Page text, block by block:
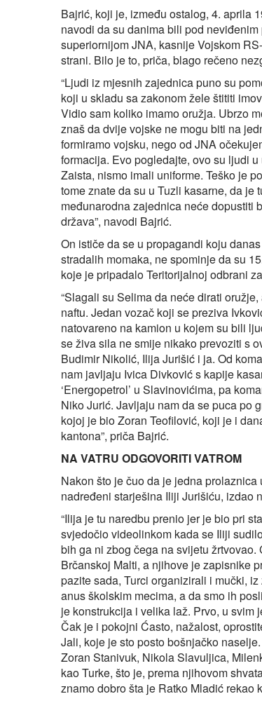
Bajrić, koji je, između ostalog, 4. aprila
navodi da su danima bili pod
superiornijom JNA, kasnije Vojskom
strani. Bilo je to, priča, blago rečeno
“Ljudi iz mjesnih zajednica puno su
koji u skladu sa zakonom žele štititi
Vidio sam koliko imamo oružja. Ubrzo
znaš da dvije vojske ne mogu biti na
formiramo vojsku, nego od JNA
formacija. Evo pogledajte, ovo su ljudi
Zaista, nismo imali uniforme. Teško je
tome znate da su u Tuzli kasarne, da je
međunarodna zajednica neće dopustiti
država”, navodi Bajrić.
On ističe da se u propagandi koju
stradalih momaka, ne spominje da su
koje je pripadalo Teritorijalnoj odbrani
“Slagali su Selima da neće dirati
naftu. Jedan vozač koji se preziva
natovareno na kamion u kojem su bili
se živa sila ne smije nikako prevoziti s
Budimir Nikolić, Ilija Jurišić i ja. Od
nam javljaju Ivica Divković s kapije
‘Energopetrol’ u Slavinovićima, pa
Niko Jurić. Javljaju nam da se puca po
kojoj je bio Zoran Teofilović, koji je i
kantona”, priča Bajrić.
NA VATRU ODGOVORITI VATROM
Nakon što je čuo da je jedna
nadređeni starješina Iliji Jurišiću, izdao
“Ilija je tu naredbu prenio jer je bio pri
svjedočio videolinkom kada se Iliji
bih ga ni zbog čega na svijetu
Brčanskoj Malti, a njihove je zapisnike
pazite sada, Turci organizirali i mučki,
anus školskim mecima, a da smo ih
je konstrukcija i velika laž. Prvo, u
Čak je i pokojni Ćasto, nažalost,
Jali, koje je sto posto bošnjačko
Zoran Stanivuk, Nikola Slavuljica,
kao Turke, što je, prema njihovom
znamo dobro šta je Ratko Mladić rekao